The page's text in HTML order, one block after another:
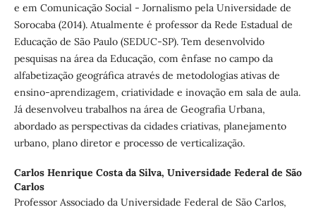
e em Comunicação Social - Jornalismo pela Universidade de
Sorocaba (2014). Atualmente é professor da Rede Estadual de
Educação de São Paulo (SEDUC-SP). Tem desenvolvido
pesquisas na área da Educação, com ênfase no campo da
alfabetização geográfica através de metodologias ativas de
ensino-aprendizagem, criatividade e inovação em sala de aula.
Já desenvolveu trabalhos na área de Geografia Urbana,
abordado as perspectivas da cidades criativas, planejamento
urbano, plano diretor e processo de verticalização.
Carlos Henrique Costa da Silva, Universidade Federal de São
Carlos
Professor Associado da Universidade Federal de São Carlos,